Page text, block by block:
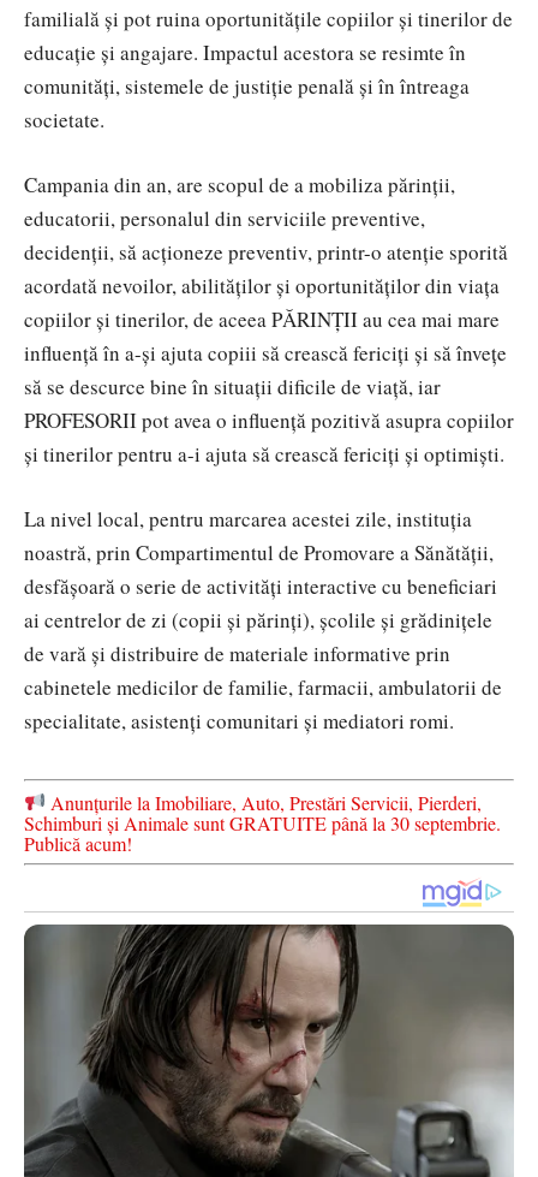
familială şi pot ruina oportunităţile copiilor și tinerilor de
educaţie şi angajare. Impactul acestora se resimte în
comunităţi, sistemele de justiţie penală şi în întreaga
societate.
Campania din an, are scopul de a mobiliza părinții,
educatorii, personalul din serviciile preventive,
decidenții, să acționeze preventiv, printr-o atenție sporită
acordată nevoilor, abilităților și oportunităților din viața
copiilor și tinerilor, de aceea PĂRINȚII au cea mai mare
influență în a-și ajuta copiii să crească fericiți și să învețe
să se descurce bine în situații dificile de viață, iar
PROFESORII pot avea o influență pozitivă asupra copiilor
și tinerilor pentru a-i ajuta să crească fericiți și optimiști.
La nivel local, pentru marcarea acestei zile, instituţia
noastră, prin Compartimentul de Promovare a Sănătăţii,
desfăşoară o serie de activităţi interactive cu beneficiari
ai centrelor de zi (copii şi părinţi), şcolile şi grădiniţele
de vară şi distribuire de materiale informative prin
cabinetele medicilor de familie, farmacii, ambulatorii de
specialitate, asistenţi comunitari şi mediatori romi.
Anunțurile la Imobiliare, Auto, Prestări Servicii, Pierderi,
Schimburi și Animale sunt GRATUITE până la 30 septembrie.
Publică acum!